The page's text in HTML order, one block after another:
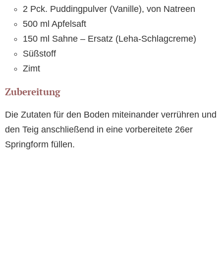
2 Pck. Puddingpulver (Vanille), von Natreen
500 ml Apfelsaft
150 ml Sahne – Ersatz (Leha-Schlagcreme)
Süßstoff
Zimt
Zubereitung
Die Zutaten für den Boden miteinander verrühren und
den Teig anschließend in eine vorbereitete 26er
Springform füllen.